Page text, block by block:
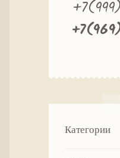
Категории